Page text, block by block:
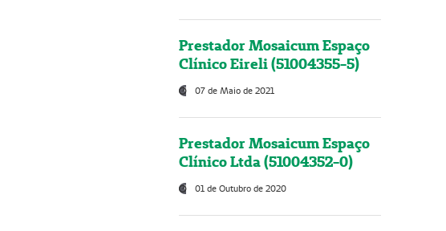
Prestador Mosaicum Espaço
Clínico Eireli (51004355-5)
07 de Maio de 2021
Prestador Mosaicum Espaço
Clínico Ltda (51004352-0)
01 de Outubro de 2020